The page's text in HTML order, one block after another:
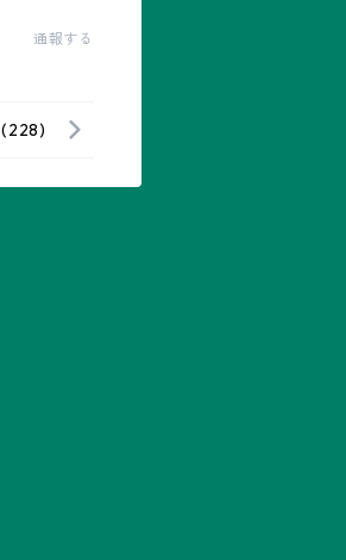
通報する
(228)